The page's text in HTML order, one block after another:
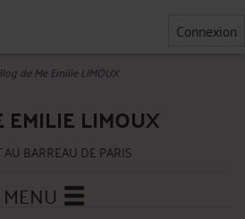
Connexion
de Me Emilie LIMOUX
EMILIE LIMOUX
AU BARREAU DE PARIS
MENU